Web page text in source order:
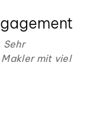
mit viel